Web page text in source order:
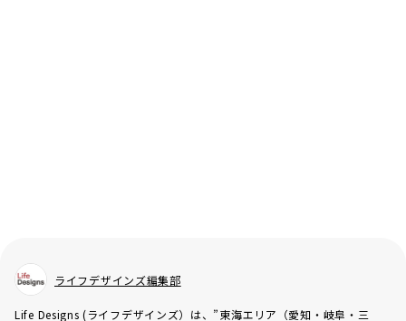
ライフデザインズ編集部
Life Designs (ライフデザインズ）は、”東海エリア（愛知・岐阜・三